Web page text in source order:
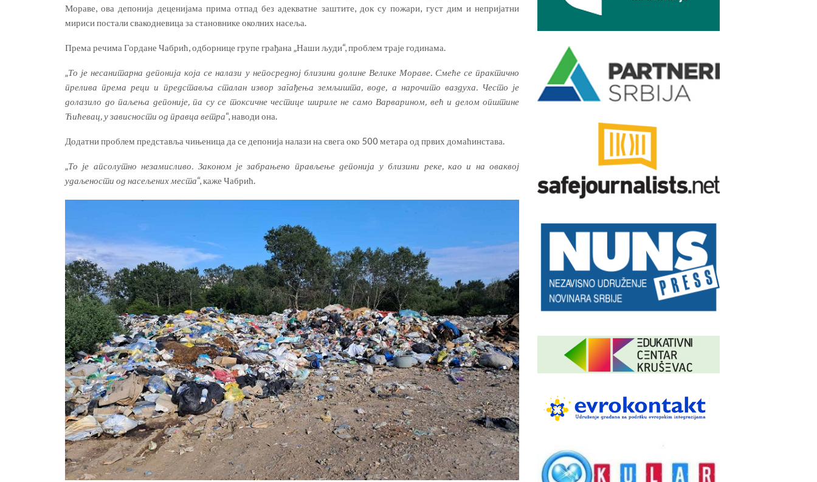
Мораве, ова депонија деценијама прима отпад без адекватне заштите, док су пожари, густ дим и непријатни
мириси постали свакодневица за становнике околних насеља.
Према речима Гордане Чабрић, одборнице групе грађана „Наши људи“, проблем траје годинама.
„То је несанитарна депонија која се налази у непосредној близини долине Велике Мораве. Смеће се практично
прелива према реци и представља сталан извор загађења земљишта, воде, а нарочито ваздуха. Често је
долазило до паљења депоније, па су се токсичне честице шириле не само Варварином, већ и делом општине
Ћићевац, у зависности од правца ветра“, наводи она.
Додатни проблем представља чињеница да се депонија налази на свега око 500 метара од првих домаћинстава.
„То је апсолутно незамисливо. Законом је забрањено прављење депонија у близини реке, као и на оваквој
удаљености од насељених места“, каже Чабрић.